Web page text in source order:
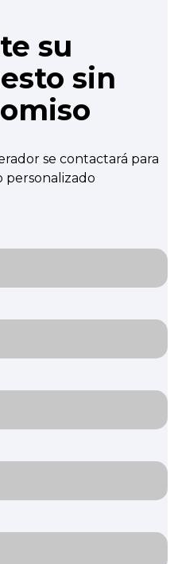
su
sin
se contactará para
personalizado